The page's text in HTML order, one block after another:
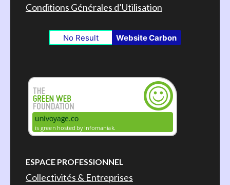
Conditions Générales d’Utilisation
No Result Website Carbon
ESPACE PROFESSIONNEL
Collectivités & Entreprises